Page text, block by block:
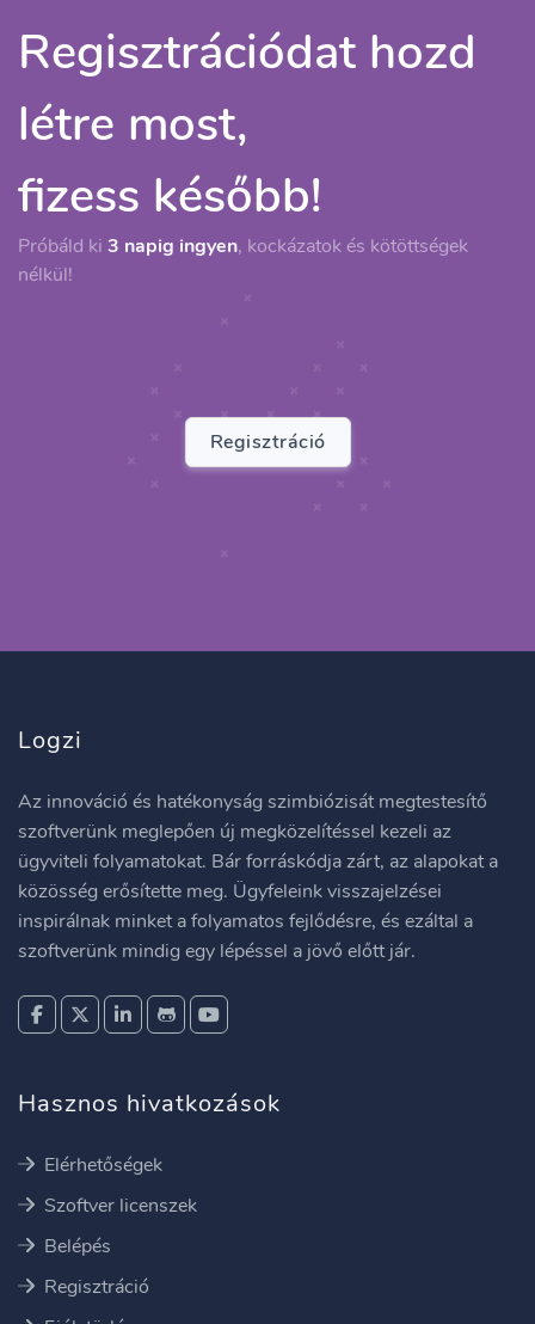
Regisztrációdat hozd
létre most,
fizess később!
Próbáld ki 3 napig ingyen, kockázatok és kötöttségek
nélkül!
Regisztráció
Logzi
Az innováció és hatékonyság szimbiózisát megtestesítő
szoftverünk meglepően új megközelítéssel kezeli az
ügyviteli folyamatokat. Bár forráskódja zárt, az alapokat a
közösség erősítette meg. Ügyfeleink visszajelzései
inspirálnak minket a folyamatos fejlődésre, és ezáltal a
szoftverünk mindig egy lépéssel a jövő előtt jár.
Hasznos hivatkozások
Elérhetőségek
Szoftver licenszek
Belépés
Regisztráció